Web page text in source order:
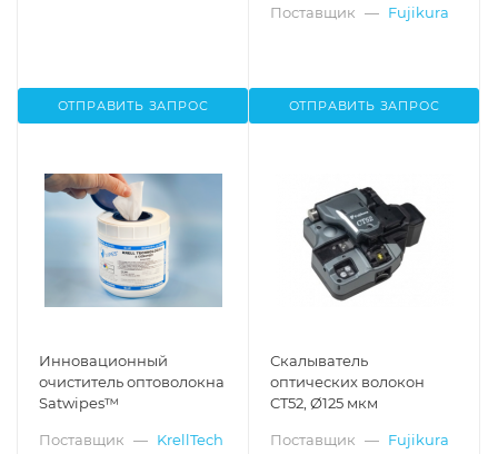
ОТПРАВИТЬ ЗАПРОС
Поставщик — Fujikura
ОТПРАВИТЬ ЗАПРОС
Инновационный
очиститель оптоволокна
Satwipes™
Поставщик — KrellTech
Скалыватель
оптических волокон
CT52, Ø125 мкм
Поставщик — Fujikura